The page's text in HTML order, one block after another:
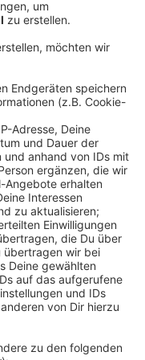
hat es am Morgen
gegeben -
Die
für
22
sein. Unter
wie Viersen,
In der Tatort-
auf. Die
Festnahmen,
Männer aufgrund
werden, sieht das
bis zu fünfzehn